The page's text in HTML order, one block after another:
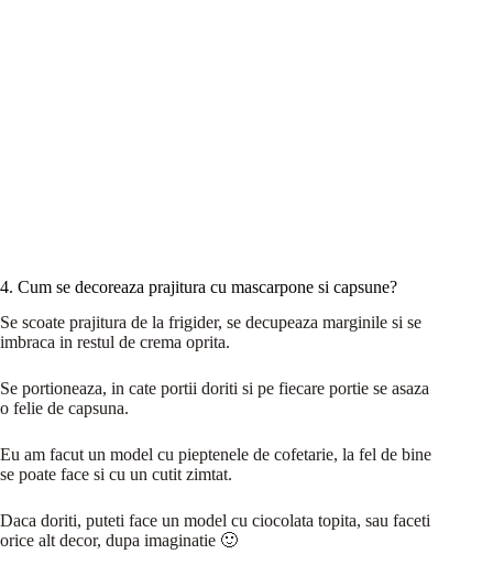
4. Cum se decoreaza prajitura cu mascarpone si capsune?
Se scoate prajitura de la frigider, se decupeaza marginile si se
imbraca in restul de crema oprita.
Se portioneaza, in cate portii doriti si pe fiecare portie se asaza
o felie de capsuna.
Eu am facut un model cu pieptenele de cofetarie, la fel de bine
se poate face si cu un cutit zimtat.
Daca doriti, puteti face un model cu ciocolata topita, sau faceti
orice alt decor, dupa imaginatie 🙂